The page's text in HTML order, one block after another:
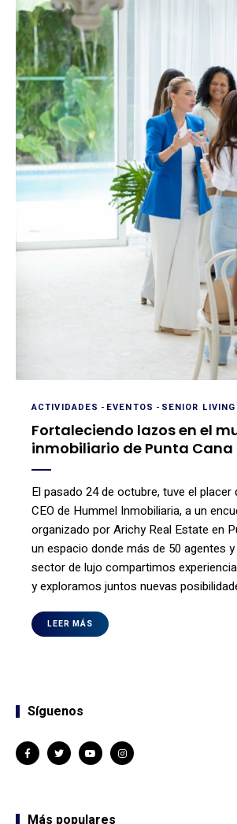
ACTIVIDADES - EVENTOS - SENIOR LIVING
Fortaleciendo lazos en el
inmobiliario de Punta Cana
El pasado 24 de octubre, tuve el
CEO de Hummel Inmobiliaria, a un
organizado por Arichy Real Estate en
un espacio donde más de 50 agentes
sector de lujo compartimos
y exploramos juntos nuevas
LEER MÁS
Síguenos
Más populares